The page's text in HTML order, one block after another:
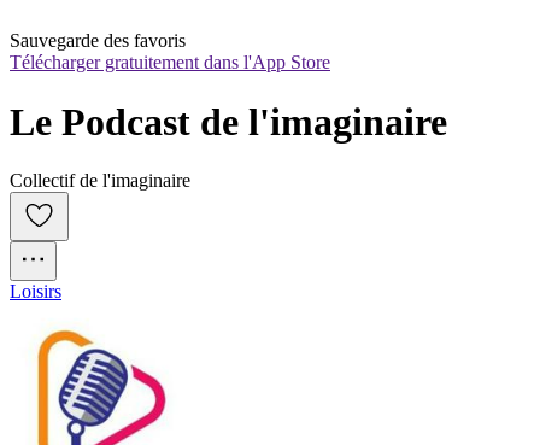
Sauvegarde des favoris
Télécharger gratuitement dans l'App Store
Le Podcast de l'imaginaire
Collectif de l'imaginaire
Loisirs